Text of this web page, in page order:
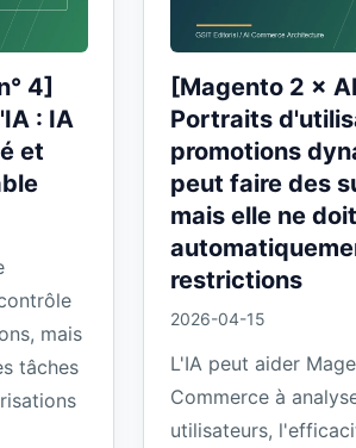
4]
: IA
et
mais
tâches
[Magento 2 ×
Portraits
promotions
peut faire des
mais elle ne
restrictions
2026-04-15
L'IA peut aider
Commerce à
utilisateurs,